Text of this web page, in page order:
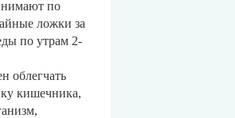
по
ложки за
по утрам 2-
облегчать
кишечника,